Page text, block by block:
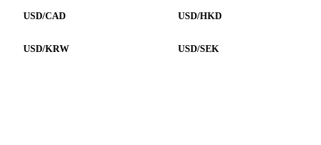
USD/CAD USD/HKD
USD/KRW USD/SEK